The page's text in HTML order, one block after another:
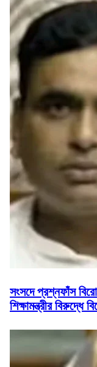
সংসদে প্রশ্নফাঁস
শিক্ষামন্ত্রীর